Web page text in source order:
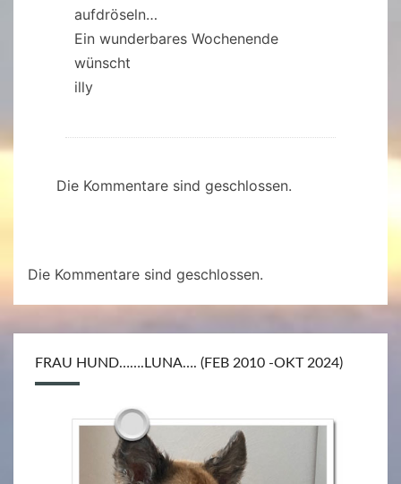
aufdröseln…
Ein wunderbares Wochenende
wünscht
illy
Die Kommentare sind geschlossen.
Die Kommentare sind geschlossen.
FRAU HUND…….LUNA…. (FEB 2010 -OKT 2024)